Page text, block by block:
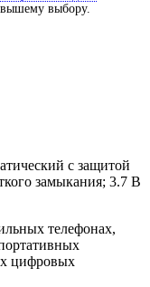
выбору.
с защитой
замыкания; 3.7 В
телефонах,
цифровых